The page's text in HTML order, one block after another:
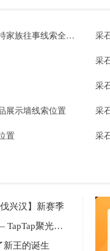
采石场惊魂哈克特家族往事线索全收集 哈克特家族往事线索全位置 采
采
采
展示墙线索位置 采
置 采
兴汉】新赛季
2天见证新时代游戏研发的速度与潜能 —— TapTap聚光灯48小时GameJam开启报名
新王的诞生